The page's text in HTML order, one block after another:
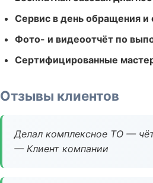
Сервис в день обращения и
Фото- и видеоотчёт по
Сертифицированные
Отзывы клиентов
Делал комплексное ТО —
— Клиент компании